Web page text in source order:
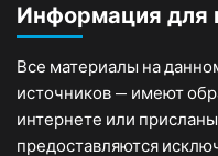
Информация для
Все материалы на
источников — имеют
интернете или
предоставляются